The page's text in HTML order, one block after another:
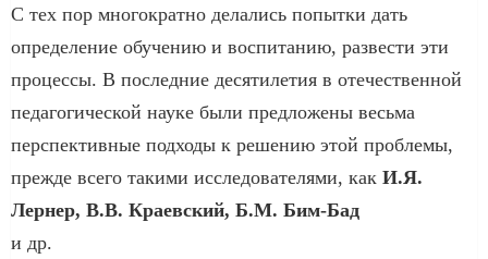
С тех пор многократно делались попытки дать
определение обучению и воспитанию, развести эти
процессы. В последние десятилетия в отечественной
педагогической науке были предложены весьма
перспективные подходы к решению этой проблемы,
прежде всего такими исследователями, как И.Я.
Лернер, В.В. Краевский, Б.М. Бим-Бад
и др.